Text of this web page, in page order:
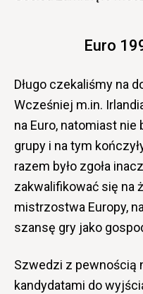
Euro
Długo czekaliśmy na
Wcześniej m.in.
na Euro, natomiast nie
grupy i na tym
razem było zgoła
zakwalifikować się na
mistrzostwa Europy,
szansę gry jako
Szwedzi z pewnością
kandydatami do